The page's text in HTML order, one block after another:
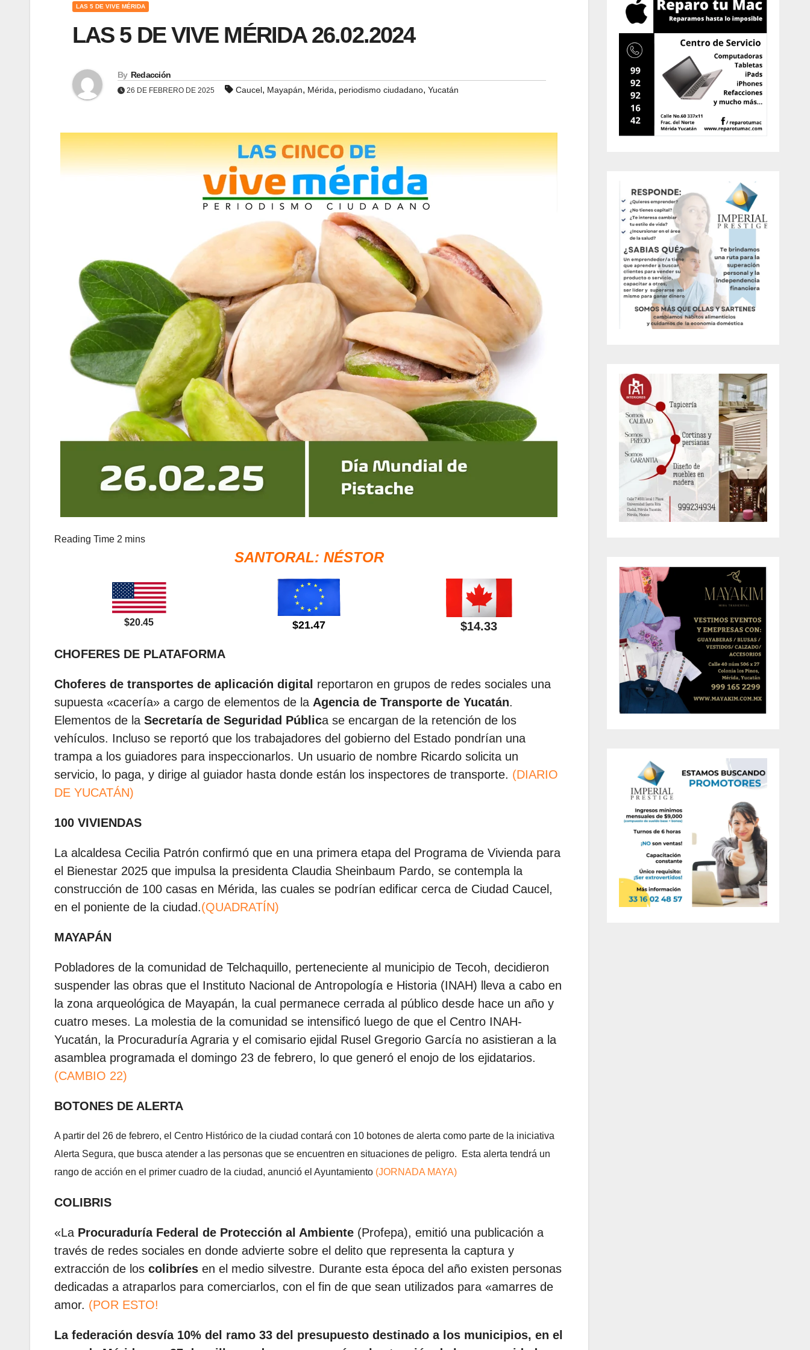
LAS 5 DE VIVE MÉRIDA
LAS 5 DE VIVE MÉRIDA 26.02.2024
By Redacción
26 DE FEBRERO DE 2025 Caucel, Mayapán, Mérida, periodismo ciudadano, Yucatán
SANTORAL: NÉSTOR
$20.45 $21.47 $14.33
CHOFERES DE PLATAFORMA
Choferes de transportes de aplicación digital reportaron en grupos de redes sociales una
supuesta «cacería» a cargo de elementos de la Agencia de Transporte de Yucatán.
Elementos de la Secretaría de Seguridad Pública se encargan de la retención de los
vehículos. Incluso se reportó que los trabajadores del gobierno del Estado pondrían una
trampa a los guiadores para inspeccionarlos. Un usuario de nombre Ricardo solicita un
servicio, lo paga, y dirige al guiador hasta donde están los inspectores de transporte. (DIARIO
DE YUCATÁN)
100 VIVIENDAS
La alcaldesa Cecilia Patrón confirmó que en una primera etapa del Programa de Vivienda para
el Bienestar 2025 que impulsa la presidenta Claudia Sheinbaum Pardo, se contempla la
construcción de 100 casas en Mérida, las cuales se podrían edificar cerca de Ciudad Caucel,
en el poniente de la ciudad.(QUADRATÍN)
MAYAPÁN
Pobladores de la comunidad de Telchaquillo, perteneciente al municipio de Tecoh, decidieron
suspender las obras que el Instituto Nacional de Antropología e Historia (INAH) lleva a cabo en
la zona arqueológica de Mayapán, la cual permanece cerrada al público desde hace un año y
cuatro meses. La molestia de la comunidad se intensificó luego de que el Centro INAH-
Yucatán, la Procuraduría Agraria y el comisario ejidal Rusel Gregorio García no asistieran a la
asamblea programada el domingo 23 de febrero, lo que generó el enojo de los ejidatarios.
(CAMBIO 22)
BOTONES DE ALERTA
A partir del 26 de febrero, el Centro Histórico de la ciudad contará con 10 botones de alerta como parte de la iniciativa
Alerta Segura, que busca atender a las personas que se encuentren en situaciones de peligro. Esta alerta tendrá un
rango de acción en el primer cuadro de la ciudad, anunció el Ayuntamiento (JORNADA MAYA)
COLIBRIS
«La Procuraduría Federal de Protección al Ambiente (Profepa), emitió una publicación a
través de redes sociales en donde advierte sobre el delito que representa la captura y
extracción de los colibríes en el medio silvestre. Durante esta época del año existen personas
dedicadas a atraparlos para comerciarlos, con el fin de que sean utilizados para «amarres de
amor. (POR ESTO!
La federación desvía 10% del ramo 33 del presupuesto destinado a los municipios, en el